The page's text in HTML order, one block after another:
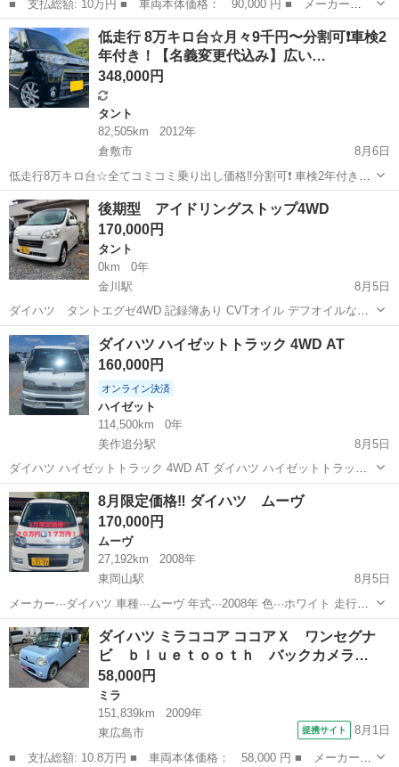
■ 支払総額: 10万円 ■ 車両本体価格： 90,000 円 ■ メーカー
名： ダイハツ ■ 車種名： ムーヴ ■ グレード名： ４ＷＤ
■ 排気量： 660cc ■ ドア枚数： 5D ■ ミッション： インパネ
AT ...
広島 山県郡 ムーヴ
低走行 8万キロ台☆月々9千円〜分割可❗️車検2
年付き！【名義変更代込み】広い…
348,000円
タント
82,505km
2012年
倉敷市
8月6日
低走行8万キロ台☆全てコミコミ乗り出し価格‼️分割可❗️ 車検2年付き！
【名義変更代込み】広い車内！大人気‼️ダイハツ タントカスタム
X☆Bluetoothナビ付き☆走行中DVD見れます☆ETC付き☆純正アルミ
ホイール装着...
岡山 倉敷市 タント
後期型 アイドリングストップ4WD
170,000円
タント
0km
0年
金川駅
8月5日
ダイハツ タントエグゼ4WD 記録簿あり CVTオイル デフオイルなど
多数交換履歴あり 調子いいです 平成24年式後期型最終 走行距離18万
キロ 車検令和9年4月 人気色パールホワイト フルタイム4WD キーレス
タイミ...
岡山 赤磐市 金川駅 タント
ダイハツ ハイゼットトラック 4WD AT
160,000円
オンライン決済
ハイゼット
114,500km
0年
美作追分駅
8月5日
ダイハツ ハイゼットトラック 4WD AT ダイハツ ハイゼットトラック
4WD オートマチック（AT） 走行距離：約114,500km 白色 荷台シート
付き エンジン始動・走行良好 内装は年式相応で比較的きれいです 外
装に...
岡山 苫田郡 美作追分駅 ハイゼット トラック
8月限定価格‼️ ダイハツ ムーヴ
170,000円
ムーヴ
27,192km
2008年
東岡山駅
8月5日
メーカー···ダイハツ 車種···ムーヴ 年式···2008年 色···ホワイト 走行距
離···27,192km (多少伸びます) 修復歴···修復歴なし ボディタイプ···軽自
動車 車検有効期限 年···2027 月··...
岡山 岡山市 東岡山駅
ダイハツ ミラココア ココアＸ ワンセグナ
ビ ｂｌｕｅｔｏｏｔｈ バックカメラ…
58,000円
ミラ
151,839km
2009年
東広島市
提携サイト 8月1日
■ 支払総額: 10.8万円 ■ 車両本体価格： 58,000 円 ■ メーカー